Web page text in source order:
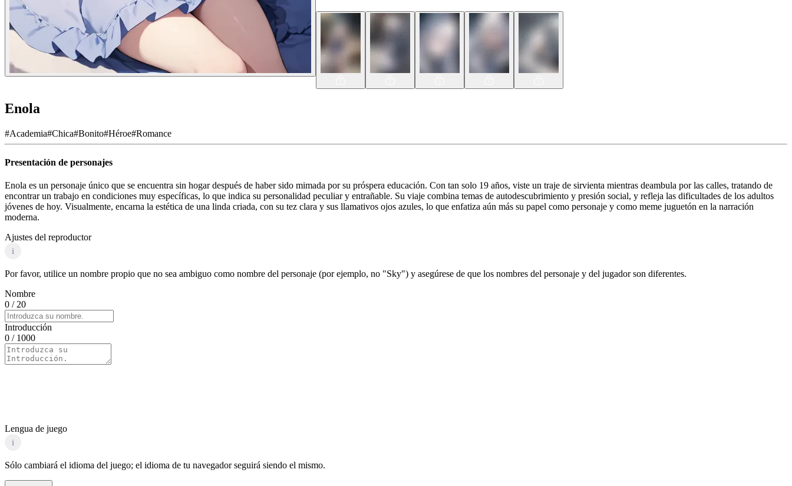
Enola
#Academia#Chica#Bonito#Héroe#Romance
Presentación de personajes
Enola es un personaje único que se encuentra sin hogar después de haber sido mimada por su próspera educación. Con tan solo 19 años, viste un traje de sirvienta mientras deambula por las calles, tratando de
encontrar un trabajo en condiciones muy específicas, lo que indica su personalidad peculiar y entrañable. Su viaje combina temas de autodescubrimiento y presión social, y refleja las dificultades de los adultos
jóvenes de hoy. Visualmente, encarna la estética de una linda criada, con su tez clara y sus llamativos ojos azules, lo que enfatiza aún más su papel como personaje y como meme juguetón en la narración
moderna.
Ajustes del reproductor
i
Por favor, utilice un nombre propio que no sea ambiguo como nombre del personaje (por ejemplo, no "Sky") y asegúrese de que los nombres del personaje y del jugador son diferentes.
Nombre
0 / 20
Introducción
0 / 1000
Lengua de juego
i
Sólo cambiará el idioma del juego; el idioma de tu navegador seguirá siendo el mismo.